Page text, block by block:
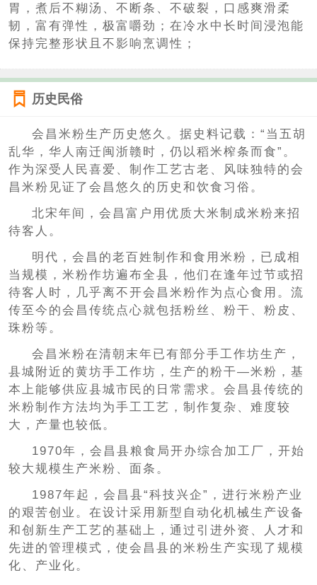
胃，煮后不糊汤、不断条、不破裂，口感爽滑柔
韧，富有弹性，极富嚼劲；在冷水中长时间浸泡能
保持完整形状且不影响烹调性；
历史民俗
会昌米粉生产历史悠久。据史料记载：“当五胡
乱华，华人南迁闽浙赣时，仍以稻米榨条而食”。
作为深受人民喜爱、制作工艺古老、风味独特的会
昌米粉见证了会昌悠久的历史和饮食习俗。
北宋年间，会昌富户用优质大米制成米粉来招
待客人。
明代，会昌的老百姓制作和食用米粉，已成相
当规模，米粉作坊遍布全县，他们在逢年过节或招
待客人时，几乎离不开会昌米粉作为点心食用。流
传至今的会昌传统点心就包括粉丝、粉干、粉皮、
珠粉等。
会昌米粉在清朝末年已有部分手工作坊生产，
县城附近的黄坊手工作坊，生产的粉干—米粉，基
本上能够供应县城市民的日常需求。会昌县传统的
米粉制作方法均为手工工艺，制作复杂、难度较
大，产量也较低。
1970年，会昌县粮食局开办综合加工厂，开始
较大规模生产米粉、面条。
1987年起，会昌县“科技兴企”，进行米粉产业
的艰苦创业。在设计采用新型自动化机械生产设备
和创新生产工艺的基础上，通过引进外资、人才和
先进的管理模式，使会昌县的米粉生产实现了规模
化、产业化。